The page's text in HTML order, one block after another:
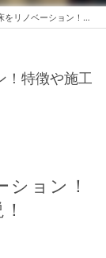
ン！特徴や施工費用の相場を解説！
！特徴や施工
ョン！